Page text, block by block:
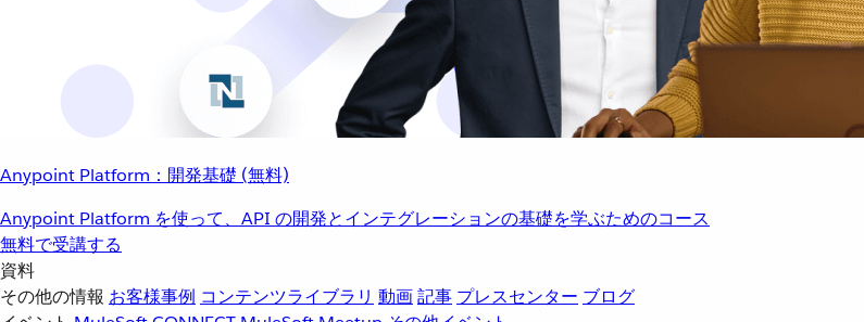
Anypoint Platform：開発基礎 (無料)
Anypoint Platform を使って、API の開発とインテグレーションの基礎を学ぶためのコース
無料で受講する
資料
その他の情報 お客様事例 コンテンツライブラリ 動画記事 プレスセンター ブログ